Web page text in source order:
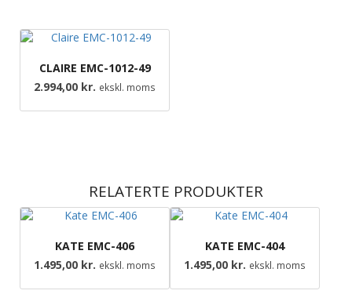
CLAIRE EMC-1012-49
2.994,00 kr. ekskl. moms
RELATERTE PRODUKTER
KATE EMC-406
1.495,00 kr. ekskl. moms
KATE EMC-404
1.495,00 kr. ekskl. moms